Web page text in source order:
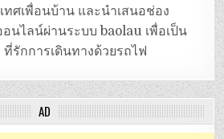
ทศเพื่อนบ้าน และนำเสนอช่อง
นไลน์ผ่านระบบ baolau เพื่อเป็น
กการเดินทางด้วยรถไฟ
AD